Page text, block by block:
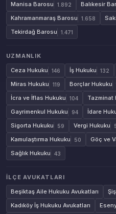
Manisa Barosu 1.892 Balıkesir
Kahramanmaraş Barosu 1.658
Tekirdağ Barosu 1.471
UZMANLIK
Ceza Hukuku
146 İş Hukuku 132
Miras Hukuku 119 Borçlar Hukuku
İcra ve İflas Hukuku 104 Tazminat
Gayrimenkul Hukuku 94 İdare
Sigorta Hukuku 59 Vergi Hukuku
Kamulaştırma Hukuku 50 Göç ve
Sağlık Hukuku 43
İLÇE AVUKATLARI
Beşiktaş Aile Hukuku Avukatları
Kadıköy İş Hukuku Avukatları